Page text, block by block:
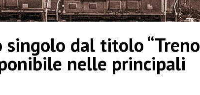
singolo dal titolo “Treno
nelle principali